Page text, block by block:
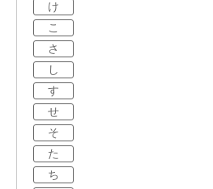
け
こ
さ
し
す
せ
そ
た
ち